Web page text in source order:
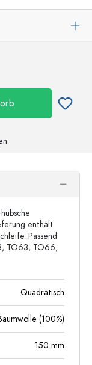
enthält
Passend
TO63, TO66,
Quadratisch
(100%)
150 mm